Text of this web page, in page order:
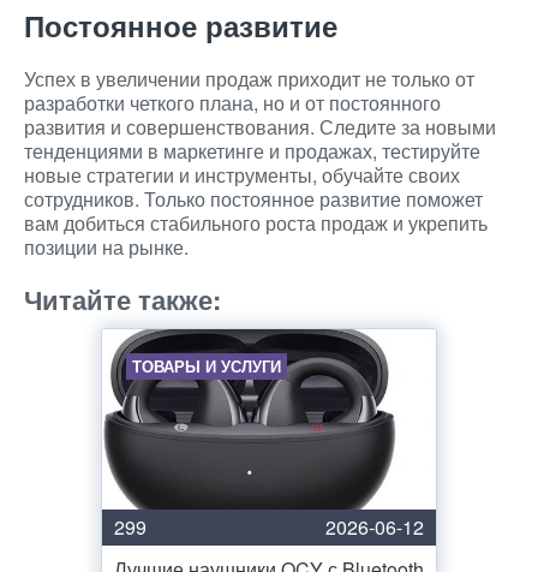
Постоянное развитие
Успех в увеличении продаж приходит не только от
разработки четкого плана, но и от постоянного
развития и совершенствования. Следите за новыми
тенденциями в маркетинге и продажах, тестируйте
новые стратегии и инструменты, обучайте своих
сотрудников. Только постоянное развитие поможет
вам добиться стабильного роста продаж и укрепить
позиции на рынке.
Читайте также:
ТОВАРЫ И УСЛУГИ
299
2026-06-12